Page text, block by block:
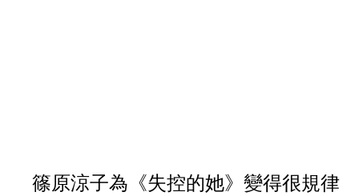
篠原涼子為《失控的她》變得很規律